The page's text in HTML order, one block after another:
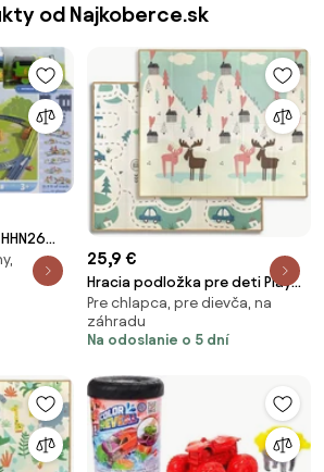
od Najkoberce.sk
25,9 €
Hracia podložka pre deti Play
Pastel Deer T1
Pre chlapca, pre dievča, na
záhradu
Na odoslanie o 5 dní